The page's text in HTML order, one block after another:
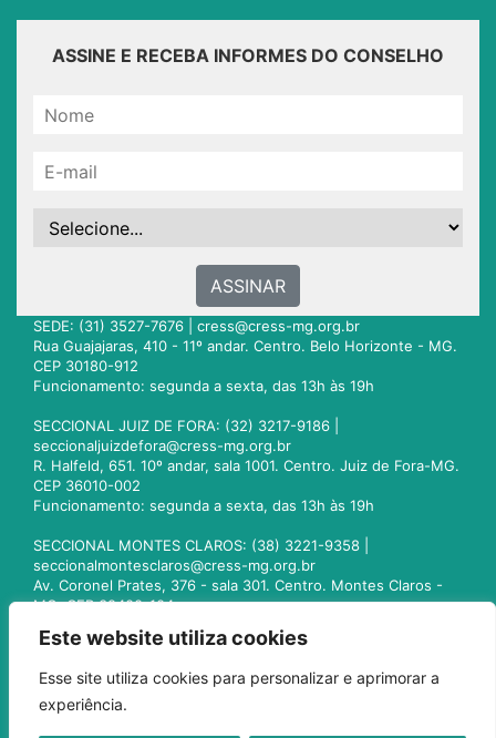
Este website utiliza cookies
Esse site utiliza cookies para personalizar e aprimorar a
experiência.
ASSINE E RECEBA INFORMES DO CONSELHO
ASSINAR
SEDE: (31) 3527-7676 | cress@cress-mg.org.br
Rua Guajajaras, 410 - 11º andar. Centro. Belo Horizonte - MG.
CEP 30180-912
Funcionamento: segunda a sexta, das 13h às 19h
SECCIONAL JUIZ DE FORA: (32) 3217-9186 |
seccionaljuizdefora@cress-mg.org.br
R. Halfeld, 651. 10º andar, sala 1001. Centro. Juiz de Fora-MG.
CEP 36010-002
Funcionamento: segunda a sexta, das 13h às 19h
SECCIONAL MONTES CLAROS: (38) 3221-9358 |
seccionalmontesclaros@cress-mg.org.br
Av. Coronel Prates, 376 - sala 301. Centro. Montes Claros -
MG. CEP 39400-104
seccionaluberlandia@cress-mg.org.br
Av. Afonso Pena, 547 - sala 101. Uberlândia - MG. CEP